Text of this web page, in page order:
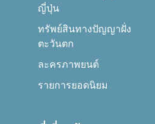
ญี่ปุ่น
ทรัพย์สินทางปัญญาฝั่ง
ตะวันตก
ละครภาพยนต์
รายการยอดนิยม